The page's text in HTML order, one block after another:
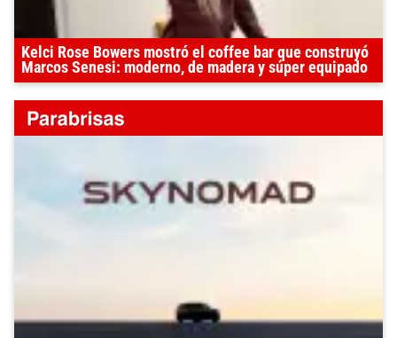
Kelci Rose Bowers mostró el coffee bar que construyó
Marcos Senesi: moderno, de madera y súper equipado